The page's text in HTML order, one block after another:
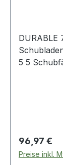
DURABLE
5 5
Standard-
Regulärer
96,97 €
Preise inkl.